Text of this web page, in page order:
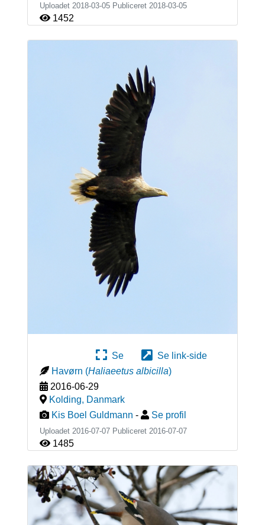
Uploadet 2018-03-05 Publiceret 2018-03-05
1452
Se
Se link-side
Havørn (Haliaeetus albicilla)
2016-06-29
Kolding, Danmark
Kis Boel Guldmann - Se profil
Uploadet 2016-07-07 Publiceret 2016-07-07
1485